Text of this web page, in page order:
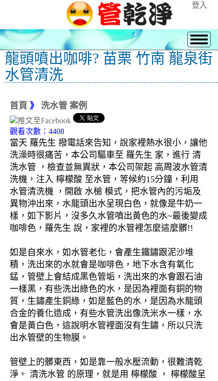
登入
龍頭噴出咖啡? 苗栗 竹南 龍泉街
水管清洗
首頁 》 洗水管 案例
觀看次數：4408
當天 羅先生 撥電話來告知，說家裡熱水很小，讓他
洗澡時很痛苦，本公司驅車至 羅先生 家，進行 清
洗水管 ，檢查並無異狀，本公司架起 高周波水管清
洗機，注入 檸檬酸 至水管，等候約15分鐘，利用
水管清洗機 ，開啟 水槌 模式，把水管內的污垢及
異物沖出來，水龍頭出水呈現白色，就像是牛奶一
樣，如下影片，沒多久水管噴出黃色的水~最後變成
咖啡色，羅先生 說，家裡的水管裡怎麼這麼髒!!
如是自來水，如水管老化，會產生鐵鏽跟泥沙堆
積，洗出來的水就會是咖啡色，地下水含有氧化
錳，管壁上會結成黑色管垢，洗出來的水會跟石油
一樣黑，有些洗出綠色的水，是因為裡面有銅的物
質，生鏽產生銅綠，如是藍色的水，是因為水龍頭
合金的養化造成，有些水管洗出像洗米水一樣，水
會是黃白色，這說明水管裡面沒有生鏽，所以只洗
出水管壁的生物膜。
管壁上的髒東西，如是靠一般水壓流動，很難清乾
淨。 清洗水管 的原理，就是用 檸檬酸 ， 檸檬酸呈